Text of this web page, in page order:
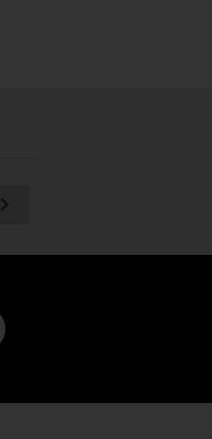
Sa, 15.08.